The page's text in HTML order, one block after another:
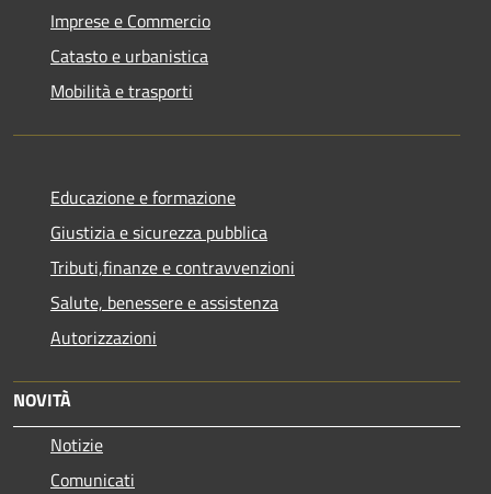
Imprese e Commercio
Catasto e urbanistica
Mobilità e trasporti
Educazione e formazione
Giustizia e sicurezza pubblica
Tributi,finanze e contravvenzioni
Salute, benessere e assistenza
Autorizzazioni
NOVITÀ
Notizie
Comunicati